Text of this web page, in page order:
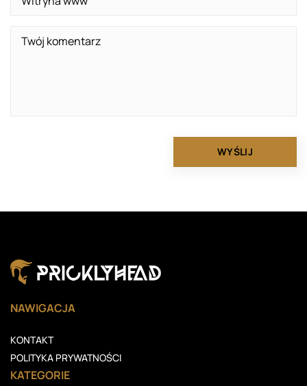
NAWIGACJA
KONTAKT
POLITYKA PRYWATNOŚCI
KATEGORIE